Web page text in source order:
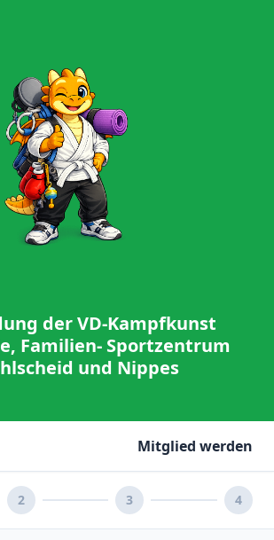
der VD-Kampfkunst
Familien- Sportzentrum
und Nippes
Mitglied werden
2 3 4